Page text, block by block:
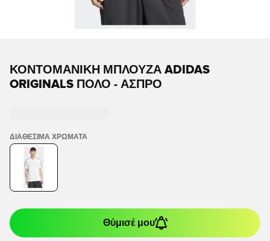
ΚΟΝΤΟΜΆΝΙΚΗ ΜΠΛΟΎΖΑ ADIDAS
ORIGINALS ΠΌΛΟ - ΆΣΠΡΟ
ΔΙΑΘΈΣΙΜΑ ΧΡΏΜΑΤΑ
Θύμισέ μου